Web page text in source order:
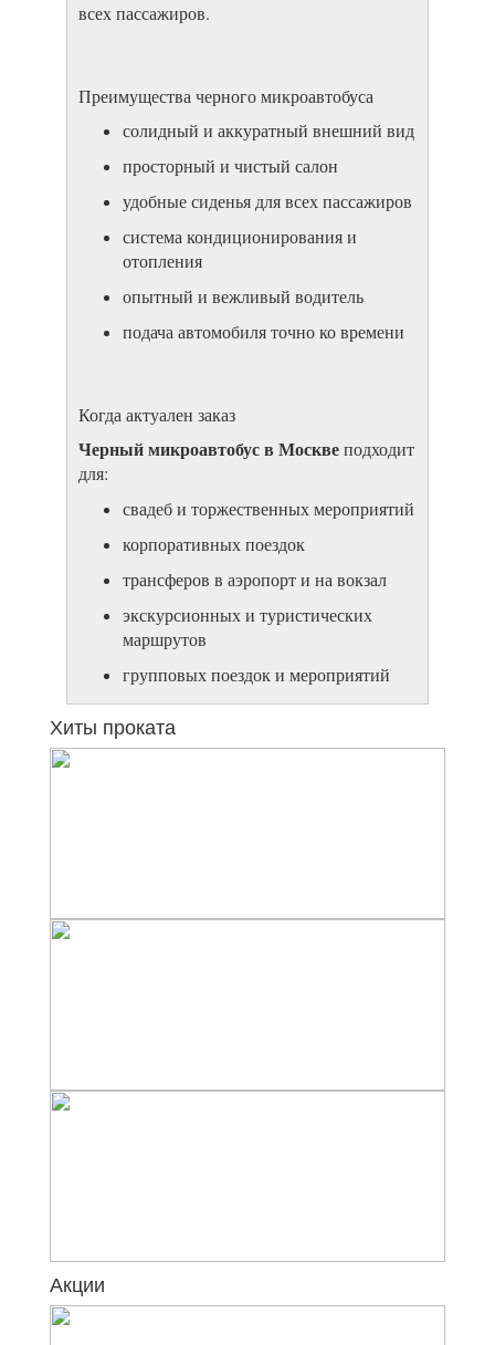
всех пассажиров.
Преимущества черного микроавтобуса
солидный и аккуратный внешний вид
просторный и чистый салон
удобные сиденья для всех пассажиров
система кондиционирования и
отопления
опытный и вежливый водитель
подача автомобиля точно ко времени
Когда актуален заказ
Черный микроавтобус в Москвеподходит
для:
свадеб и торжественных мероприятий
корпоративных поездок
трансферов в аэропорт и на вокзал
экскурсионных и туристических
маршрутов
групповых поездок и мероприятий
Хиты проката
Акции